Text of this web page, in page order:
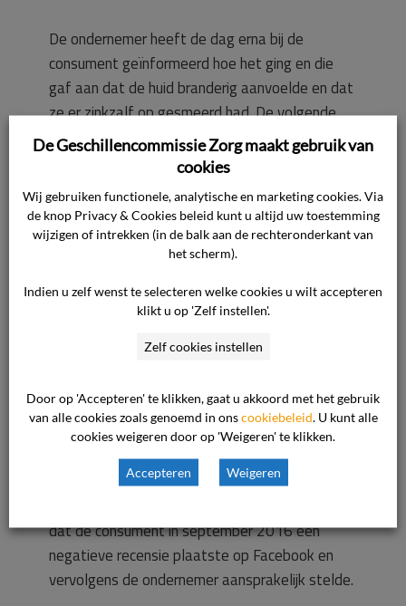
De ondernemer heeft de dag erna bij de
consument geïnformeerd hoe het ging en die
gaf aan dat de huid branderig aanvoelde en dat
ze er zinkzalf op gesmeerd had. De volgende
dag had ze een dikke laag make-up
aangebracht om het wat ‘te kunnen redden’.
wondspray en waste haar gezicht heel vaak. De
ondernemer heeft haar geadviseerd zo min
mogelijk make-up aan te brengen, geen
wondspray te gebruiken en zo min mogelijk het
gezicht te wassen. Daar heeft de consument
ondernemer heeft de consument ook gekrabd
was dat er niet zo snel afgevallen.
De ondernemer is de consument uit coulance
meerdere malen tegemoet gekomen om haar
dat de consument in september 2016 een
negatieve recensie plaatste op Facebook en
vervolgens de ondernemer aansprakelijk stelde.
De Geschillencommissie Zorg maakt gebruik van
cookies
Wij gebruiken functionele, analytische en marketing cookies. Via
de knop Privacy & Cookies beleid kunt u altijd uw toestemming
wijzigen of intrekken (in de balk aan de rechteronderkant van
het scherm).
Indien u zelf wenst te selecteren welke cookies u wilt accepteren
klikt u op 'Zelf instellen'.
Zelf cookies instellen
Door op 'Accepteren' te klikken, gaat u akkoord met het gebruik
van alle cookies zoals genoemd in onscookiebeleid. U kunt alle
cookies weigeren door op 'Weigeren' te klikken.
Accepteren Weigeren